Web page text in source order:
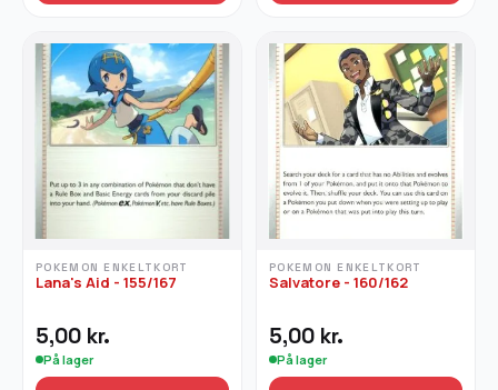
POKEMON ENKELTKORT
Lana's Aid - 155/167
5,00 kr.
På lager
POKEMON ENKELTKORT
Salvatore - 160/162
5,00 kr.
På lager